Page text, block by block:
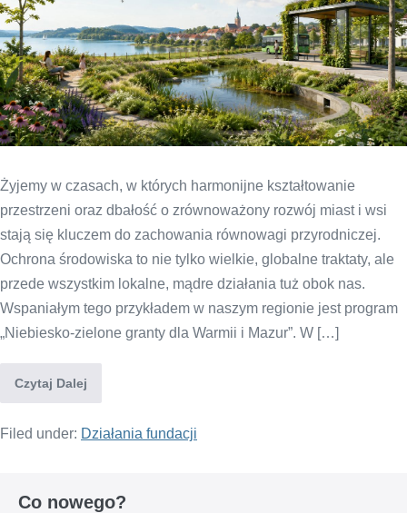
Żyjemy w czasach, w których harmonijne kształtowanie
przestrzeni oraz dbałość o zrównoważony rozwój miast i wsi
stają się kluczem do zachowania równowagi przyrodniczej.
Ochrona środowiska to nie tylko wielkie, globalne traktaty, ale
przede wszystkim lokalne, mądre działania tuż obok nas.
Wspaniałym tego przykładem w naszym regionie jest program
„Niebiesko-zielone granty dla Warmii i Mazur”. W […]
Czytaj Dalej
Filed under: Działania fundacji
Co nowego?